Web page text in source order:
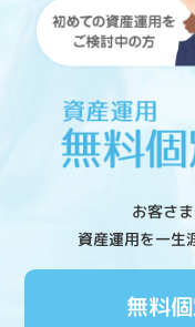
お客さ
資産運用を一生
無料